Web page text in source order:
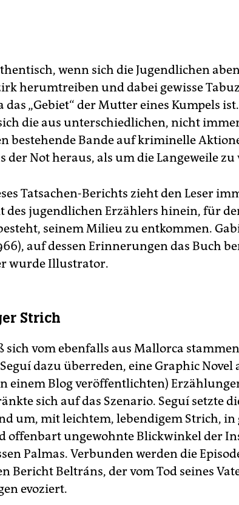
wenn sich die Jugendlichen
herumtreiben und dabei gewisse
das „Gebiet“ der Mutter eines Kumpels
die aus unterschiedlichen, nicht
bestehende Bande auf kriminelle
der Not heraus, als um die Langeweile
Tatsachen-Berichts zieht den Leser
des jugendlichen Erzählers hinein, für
seinem Milieu zu entkommen.
auf dessen Erinnerungen das Buch
wurde Illustrator.
Strich
sich vom ebenfalls aus Mallorca
dazu überreden, eine Graphic Novel
einem Blog veröffentlichten)
sich auf das Szenario. Seguí setzte
um, mit leichtem, lebendigem Strich, in
offenbart ungewohnte Blickwinkel der
Palmas. Verbunden werden die
Bericht Beltráns, der vom Tod seines
evoziert.